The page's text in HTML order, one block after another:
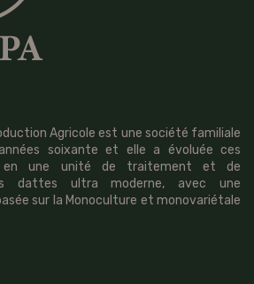
Agricole est une société familiale
soixante et elle a évoluée ces
en une unité de traitement et de
dattes ultra moderne, avec une
sur la Monoculture et monovariétale